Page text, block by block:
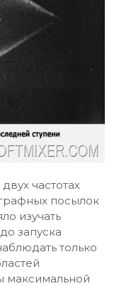
частотах
посылок
изучать
запуска
только
максимальной